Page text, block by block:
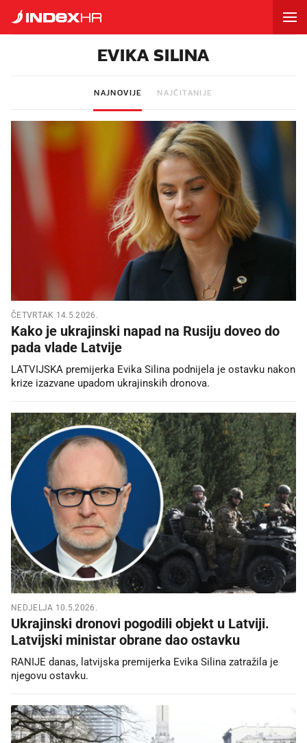
EVIKA SILINA
NAJNOVIJE NAJČITANIJE
ČETVRTAK 14.5.2026.
Kako je ukrajinski napad na Rusiju doveo do
pada vlade Latvije
LATVIJSKA premijerka Evika Silina podnijela je ostavku nakon
krize izazvane upadom ukrajinskih dronova.
NEDJELJA 10.5.2026.
Ukrajinski dronovi pogodili objekt u Latviji.
Latvijski ministar obrane dao ostavku
RANIJE danas, latvijska premijerka Evika Silina zatražila je
njegovu ostavku.